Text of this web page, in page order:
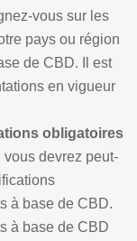
vous sur les
pays ou région
de CBD. Il est
en vigueur
obligatoires
devrez peut-
à base de CBD.
à base de CBD